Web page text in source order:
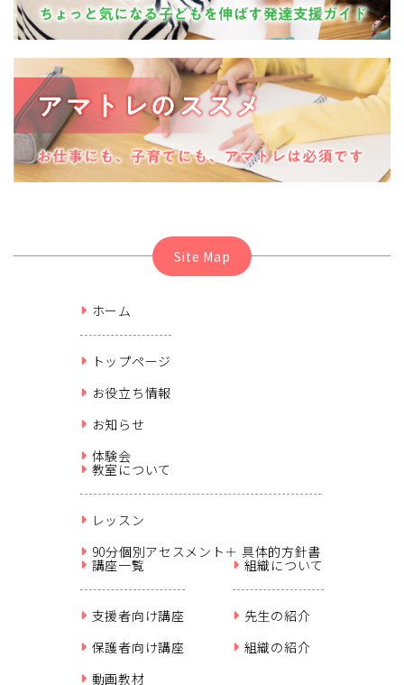
Site Map
ホーム
トップページ
お役立ち情報
お知らせ
体験会
教室について
レッスン
90分個別アセスメント＋ 具体的方針書
講座一覧
支援者向け講座
保護者向け講座
動画教材
組織について
先生の紹介
組織の紹介